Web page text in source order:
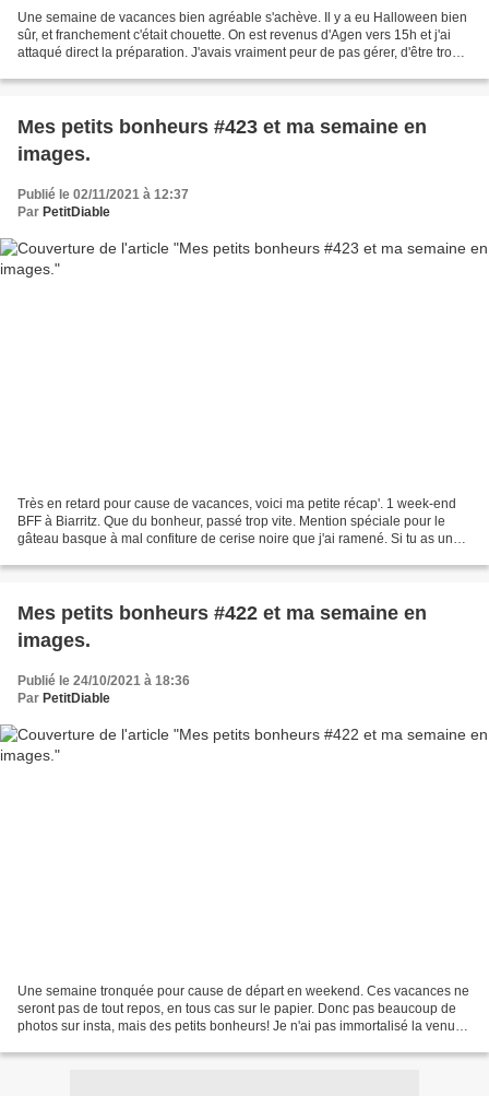
Une semaine de vacances bien agréable s'achève. Il y a eu Halloween bien
sûr, et franchement c'était chouette. On est revenus d'Agen vers 15h et j'ai
attaqué direct la préparation. J'avais vraiment peur de pas gérer, d'être trop
Mes petits bonheurs #423 et ma semaine en
images.
Publié le 02/11/2021 à 12:37
Par PetitDiable
Très en retard pour cause de vacances, voici ma petite récap'. 1 week-end
BFF à Biarritz. Que du bonheur, passé trop vite. Mention spéciale pour le
gâteau basque à mal confiture de cerise noire que j'ai ramené. Si tu as une
Mes petits bonheurs #422 et ma semaine en
images.
Publié le 24/10/2021 à 18:36
Par PetitDiable
Une semaine tronquée pour cause de départ en weekend. Ces vacances ne
seront pas de tout repos, en tous cas sur le papier. Donc pas beaucoup de
photos sur insta, mais des petits bonheurs! Je n'ai pas immortalisé la venue